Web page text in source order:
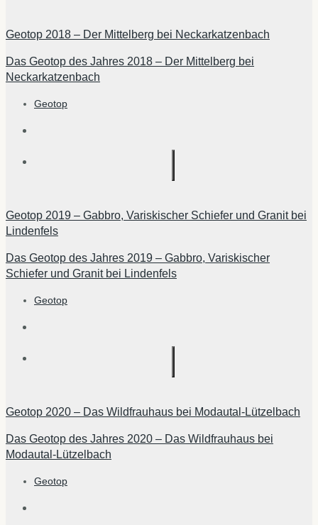
Geotop 2018 – Der Mittelberg bei Neckarkatzenbach
Das Geotop des Jahres 2018 – Der Mittelberg bei
Neckarkatzenbach
Geotop
Geotop 2019 – Gabbro, Variskischer Schiefer und Granit bei
Lindenfels
Das Geotop des Jahres 2019 – Gabbro, Variskischer
Schiefer und Granit bei Lindenfels
Geotop
Geotop 2020 – Das Wildfrauhaus bei Modautal-Lützelbach
Das Geotop des Jahres 2020 – Das Wildfrauhaus bei
Modautal-Lützelbach
Geotop